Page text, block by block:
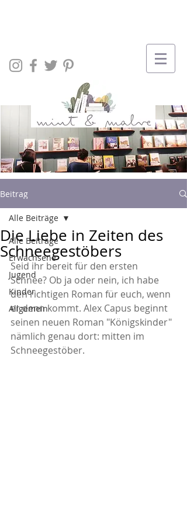
Beitrag
Alle Beiträge
Erwachsene
Jugend
Kinder
Allgemein
Alle Beiträge
Die Liebe in Zeiten des
Schneegestöbers
Seid ihr bereit für den ersten
Schnee? Ob ja oder nein, ich habe
den richtigen Roman für euch, wenn
er denn kommt. Alex Capus beginnt
seinen neuen Roman "Königskinder"
nämlich genau dort: mitten im
Schneegestöber.